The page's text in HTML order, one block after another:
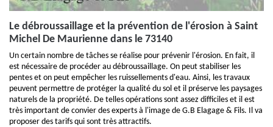
Le débroussaillage et la prévention de l'érosion à Saint
Michel De Maurienne dans le 73140
Un certain nombre de tâches se réalise pour prévenir l'érosion. En fait, il
est nécessaire de procéder au débroussaillage. On peut stabiliser les
pentes et on peut empêcher les ruissellements d'eau. Ainsi, les travaux
peuvent permettre de protéger la qualité du sol et il préserve les paysages
naturels de la propriété. De telles opérations sont assez difficiles et il est
très important de convier des experts à l'image de G.B Elagage & Fils. Il va
proposer des tarifs qui sont très attractifs.